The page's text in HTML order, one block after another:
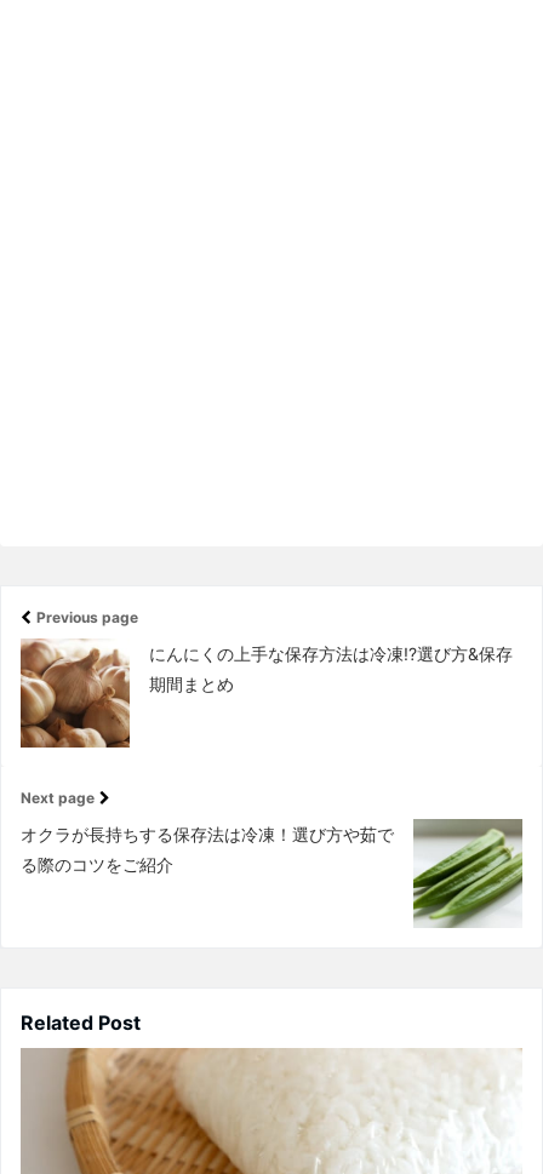
Previous page
にんにくの上手な保存方法は冷凍!?選び方&保存
期間まとめ
Next page
オクラが長持ちする保存法は冷凍！選び方や茹で
る際のコツをご紹介
Related Post